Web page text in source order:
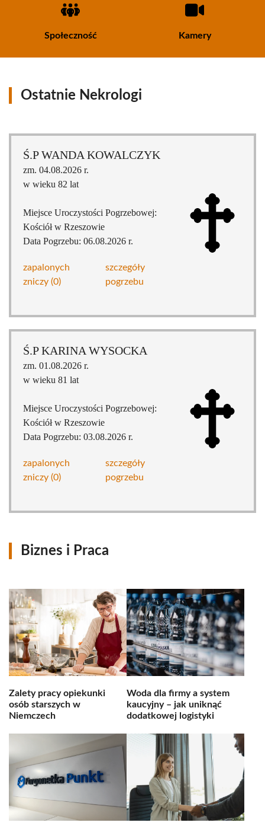
Społeczność Kamery
Ostatnie Nekrologi
Ś.P WANDA KOWALCZYK
zm. 04.08.2026 r.
w wieku 82 lat
Miejsce Uroczystości Pogrzebowej:
Kościół w Rzeszowie
Data Pogrzebu: 06.08.2026 r.
zapalonych
zniczy (0)
szczegóły
pogrzebu
Ś.P KARINA WYSOCKA
zm. 01.08.2026 r.
w wieku 81 lat
Miejsce Uroczystości Pogrzebowej:
Kościół w Rzeszowie
Data Pogrzebu: 03.08.2026 r.
zapalonych
zniczy (0)
szczegóły
pogrzebu
Biznes i Praca
Zalety pracy opiekunki
osób starszych w
Niemczech
Woda dla firmy a system
kaucyjny – jak uniknąć
dodatkowej logistyki